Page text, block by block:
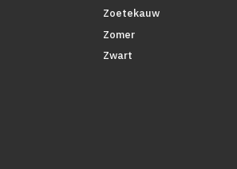
Zoetekauw
Zomer
Zwart